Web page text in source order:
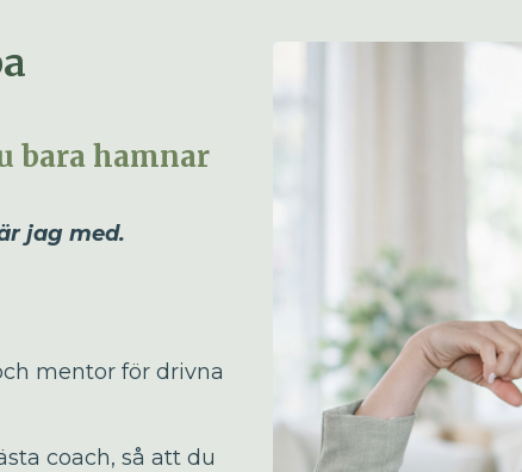
bara hamnar
jag med.
mentor för drivna
coach, så att du